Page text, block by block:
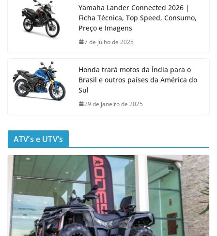
Yamaha Lander Connected 2026 |
Ficha Técnica, Top Speed, Consumo,
Preço e Imagens
7 de julho de 2025
Honda trará motos da Índia para o
Brasil e outros países da América do
Sul
29 de janeiro de 2025
ATV’s e UTV’s